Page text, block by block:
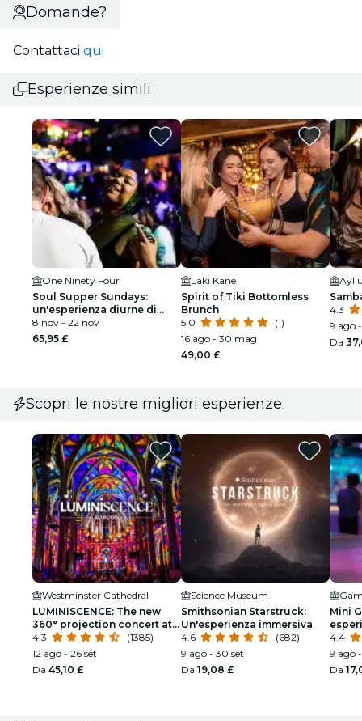
Domande?
Contattaci qui
Esperienze simili
One Ninety Four
Soul Supper Sundays:
un'esperienza diurne di
мотown
8 nov - 22 nov
65,95 £
Laki Kane
Spirit of Tiki Bottomless
Brunch
5.0
(1)
16 ago - 30 mag
49,00 £
4.3
9 ago
Da
Scopri le nostre migliori esperienze
Westminster Cathedral
LUMINISCENCE: The new
360° projection concert at
London’s Westminster
Cathedral
4.3
(1385)
12 ago - 26 set
Da 45,10 £
Science Museum
Smithsonian Starstruck:
Un'esperienza immersiva
4.6
(682)
9 ago - 30 set
Da 19,08 £
Mini
4.4
9 ago
Da